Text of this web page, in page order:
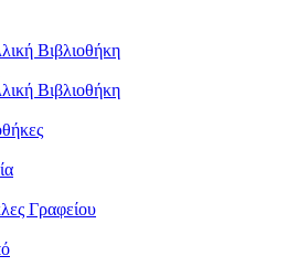
Βιβλιοθήκη
Βιβλιοθήκη
Γραφείου